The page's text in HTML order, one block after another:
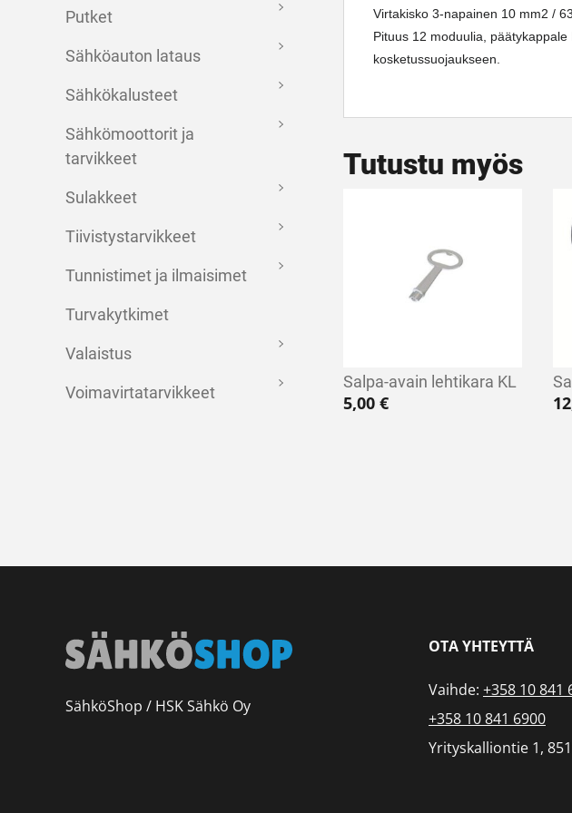
Putket
Sähköauton lataus
Sähkökalusteet
Sähkömoottorit ja
tarvikkeet
Sulakkeet
Tiivistystarvikkeet
Tunnistimet ja ilmaisimet
Turvakytkimet
Valaistus
Voimavirtatarvikkeet
Virtakisko 3-napainen 10 mm2 /
Pituus 12 moduulia,
kosketussuojaukseen.
Tutustu myös
Salpa-avain lehtikara KL
5,00 €
SähköShop / HSK Sähkö Oy
OTA YHTEYTTÄ
Vaihde: +358 10 841
+358 10 841 6900
Yrityskalliontie 1,